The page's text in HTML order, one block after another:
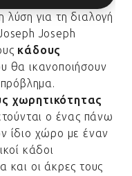
για τη διαλογή
Joseph
κάδους
θα ικανοποιήσουν
χωρητικότητας
ο ένας πάνω
ίδιο χώρο με έναν
κάδοι
και οι άκρες τους